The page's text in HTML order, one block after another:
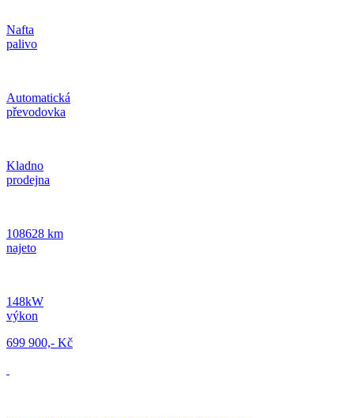
Nafta
palivo
Automatická
převodovka
Kladno
prodejna
108628 km
najeto
148kW
výkon
699 900,- Kč